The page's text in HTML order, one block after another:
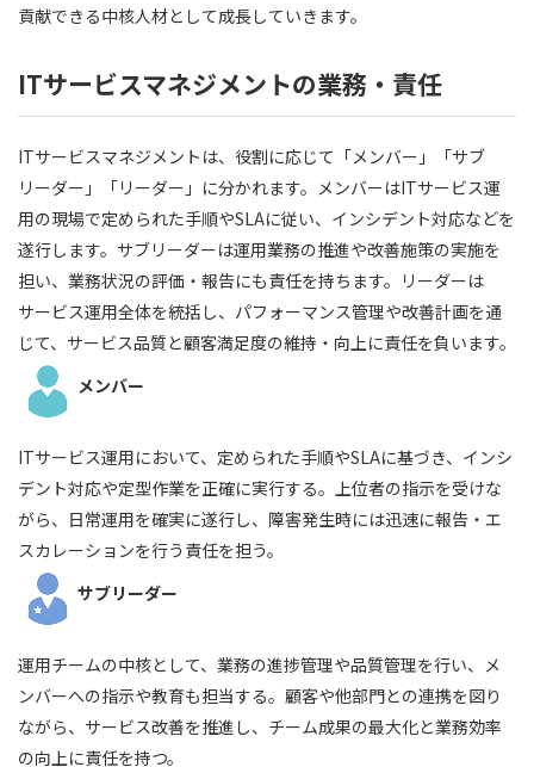
貢献できる中核人材として成長していきます。
ITサービスマネジメントの業務・責任
ITサービスマネジメントは、役割に応じて「メンバー」「サブ
リーダー」「リーダー」に分かれます。メンバーはITサービス運
用の現場で定められた手順やSLAに従い、インシデント対応などを
遂行します。サブリーダーは運用業務の推進や改善施策の実施を
担い、業務状況の評価・報告にも責任を持ちます。リーダーは
サービス運用全体を統括し、パフォーマンス管理や改善計画を通
じて、サービス品質と顧客満足度の維持・向上に責任を負います。
メンバー
ITサービス運用において、定められた手順やSLAに基づき、インシ
デント対応や定型作業を正確に実行する。上位者の指示を受けな
がら、日常運用を確実に遂行し、障害発生時には迅速に報告・エ
スカレーションを行う責任を担う。
サブリーダー
運用チームの中核として、業務の進捗管理や品質管理を行い、メ
ンバーへの指示や教育も担当する。顧客や他部門との連携を図り
ながら、サービス改善を推進し、チーム成果の最大化と業務効率
の向上に責任を持つ。